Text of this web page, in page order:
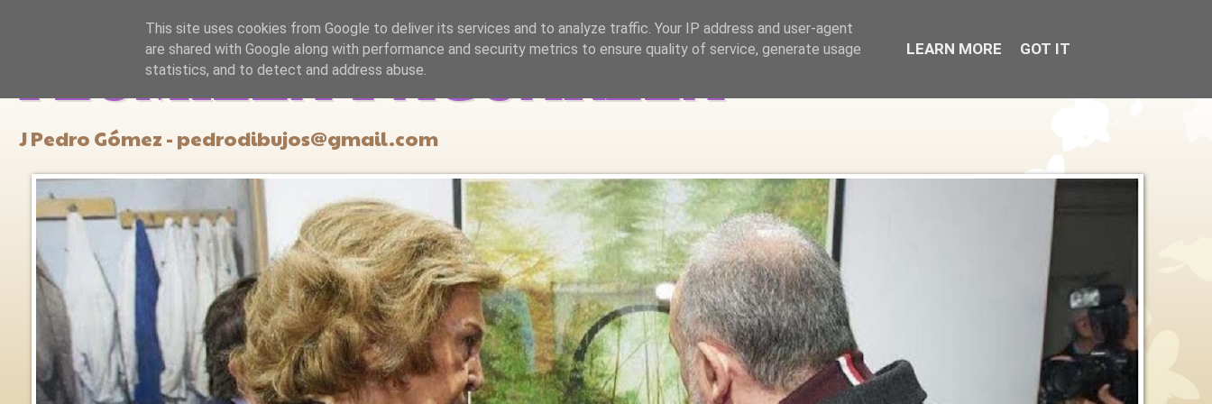
PLUMILLA Y ACUARELA
J Pedro Gómez - pedrodibujos@gmail.com
This site uses cookies from Google to deliver its services and to analyze traffic. Your IP address and user-agent
are shared with Google along with performance and security metrics to ensure quality of service, generate usage
statistics, and to detect and address abuse.
LEARN MORE GOT IT